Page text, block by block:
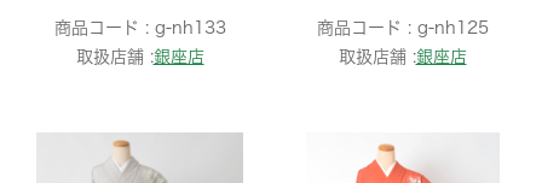
商品コード : g-nh133
取扱店舗 :銀座店
商品コード : g-nh125
取扱店舗 :銀座店